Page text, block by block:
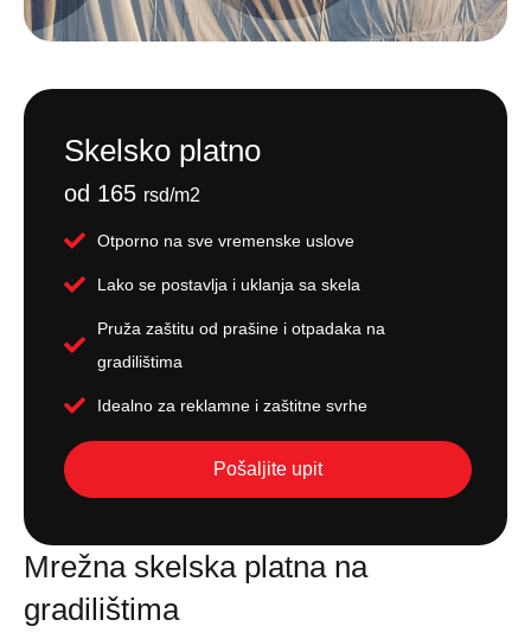
Mrežna skelska platna na
gradilištima
Skelsko platno
od 165 rsd/m2
Otporno na sve vremenske uslove
Lako se postavlja i uklanja sa skela
Pruža zaštitu od prašine i otpadaka na
gradilištima
Idealno za reklamne i zaštitne svrhe
Pošaljite upit